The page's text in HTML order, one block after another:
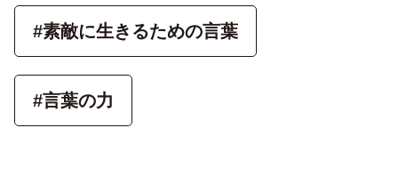
#素敵に生きるための言葉
#言葉の力